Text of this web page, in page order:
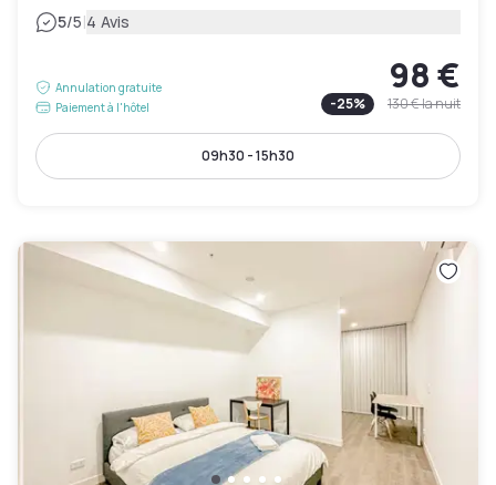
5/5|4 Avis
Annulation gratuite
Paiement à l'hôtel
98 €
-25% 130 €la nuit
09h30 - 15h30